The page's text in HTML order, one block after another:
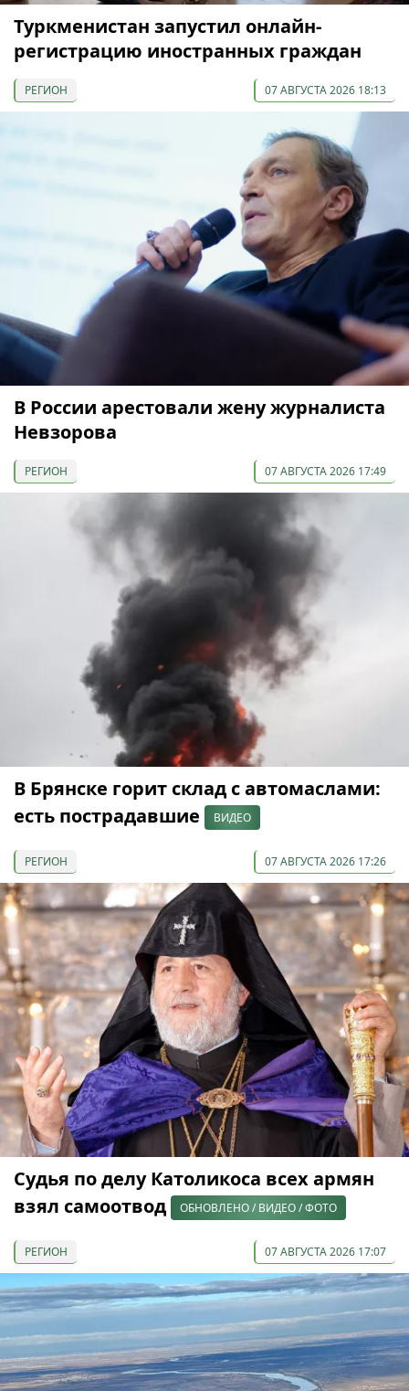
Туркменистан запустил онлайн-
регистрацию иностранных граждан
РЕГИОН 07 АВГУСТА 2026 18:13
В России арестовали жену журналиста
Невзорова
РЕГИОН 07 АВГУСТА 2026 17:49
В Брянске горит склад с автомаслами:
есть пострадавшие
ВИДЕО
РЕГИОН 07 АВГУСТА 2026 17:26
Судья по делу Католикоса всех армян
взял самоотвод
ОБНОВЛЕНО / ВИДЕО / ФОТО
РЕГИОН 07 АВГУСТА 2026 17:07